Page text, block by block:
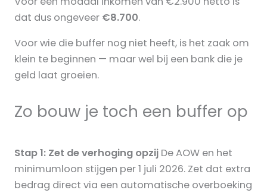
dat dus ongeveer €8.700.
Voor wie die buffer nog niet heeft, is het zaak om
klein te beginnen — maar wel bij een bank die je
geld laat groeien.
Zo bouw je toch een buffer op
Stap 1: Zet de verhoging opzij De AOW en het
minimumloon stijgen per 1 juli 2026. Zet dat extra
bedrag direct via een automatische overboeking